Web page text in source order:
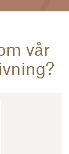
vår